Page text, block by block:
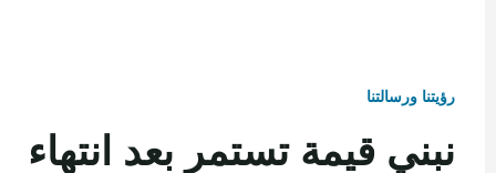
رؤيتنا ورسالتنا
نبني قيمة تستمر بعد انتهاء